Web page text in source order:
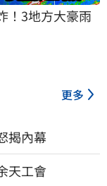
！3地方大豪雨
更多
揭內幕
天工會